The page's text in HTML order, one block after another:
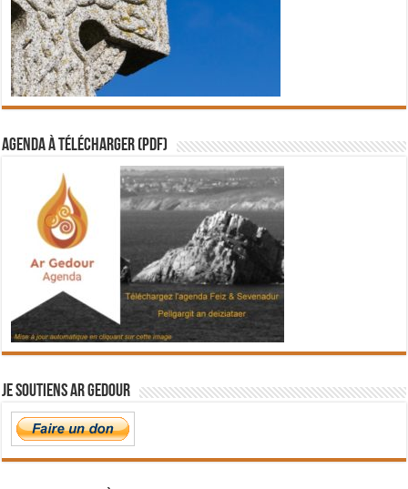
Agenda à télécharger (PDF)
Je soutiens Ar Gedour